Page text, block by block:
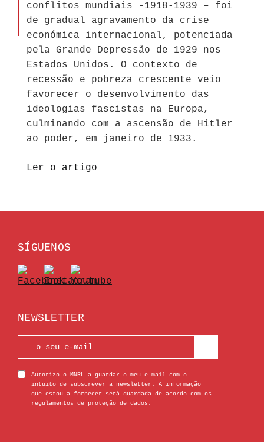
conflitos mundiais -1918-1939 – foi
de gradual agravamento da crise
económica internacional, potenciada
pela Grande Depressão de 1929 nos
Estados Unidos. O contexto de
recessão e pobreza crescente veio
favorecer o desenvolvimento das
ideologias fascistas na Europa,
culminando com a ascensão de Hitler
ao poder, em janeiro de 1933.
Ler o artigo
SÍGUENOS
NEWSLETTER
Autorizo o MNRL a guardar o meu e-mail com o
intuito de subscrever a newsletter. A informação
que estou a fornecer será guardada de acordo com os
regulamentos de proteção de dados.